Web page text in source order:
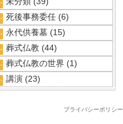
死後事務委任 (6)
永代供養墓 (15)
葬式仏教 (44)
葬式仏教の世界 (1)
講演 (23)
プライバシーポリシー